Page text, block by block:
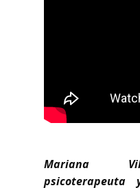
Mariana
psicoterapeuta